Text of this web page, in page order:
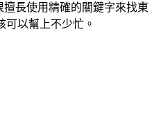
長使用精確的關鍵字來找東
可以幫上不少忙。